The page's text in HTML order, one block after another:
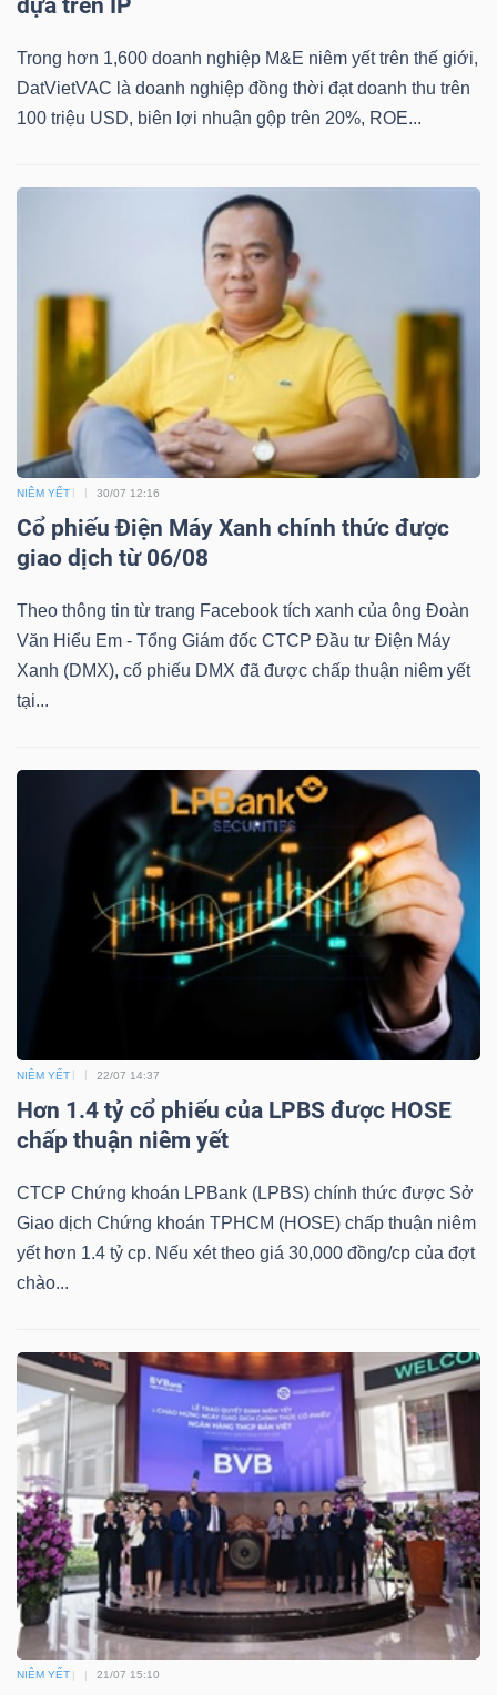
dựa trên IP
Trong hơn 1,600 doanh nghiệp M&E niêm yết trên thế giới,
DatVietVAC là doanh nghiệp đồng thời đạt doanh thu trên
100 triệu USD, biên lợi nhuận gộp trên 20%, ROE...
NIÊM YẾT 30/07 12:16
Cổ phiếu Điện Máy Xanh chính thức được
giao dịch từ 06/08
Theo thông tin từ trang Facebook tích xanh của ông Đoàn
Văn Hiểu Em - Tổng Giám đốc CTCP Đầu tư Điện Máy
Xanh (DMX), cổ phiếu DMX đã được chấp thuận niêm yết
tại...
NIÊM YẾT 22/07 14:37
Hơn 1.4 tỷ cổ phiếu của LPBS được HOSE
chấp thuận niêm yết
CTCP Chứng khoán LPBank (LPBS) chính thức được Sở
Giao dịch Chứng khoán TPHCM (HOSE) chấp thuận niêm
yết hơn 1.4 tỷ cp. Nếu xét theo giá 30,000 đồng/cp của đợt
chào...
NIÊM YẾT 21/07 15:10
YẾU
CHĂM
SỨC
KHỎE
TÀI
CHÍNH
CÔNG
THÔNG
TRUYỀN
TIỆN
ÍCH
BẤT
ĐỘNG
SẢN
Mã
chứng
khoán
(-)
Tất cả Cổ phiếu Chỉ số Chứng chỉ quỹ Chứng